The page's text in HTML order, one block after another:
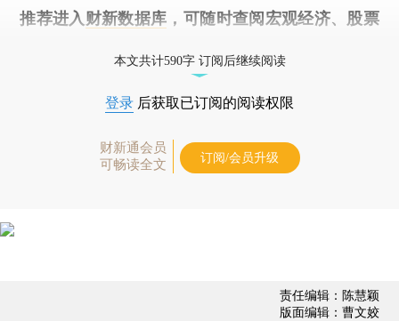
推荐进入 财新数据库 ，可随时查阅宏观经济、股票
本文共计590字 订阅后继续阅读
登录 后获取已订阅的阅读权限
财新通会员
可畅读全文
订阅/会员升级
责任编辑：陈慧颖
版面编辑：曹文姣